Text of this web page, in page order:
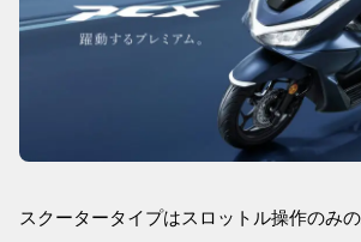
スクータータイプはスロットル操作のみ